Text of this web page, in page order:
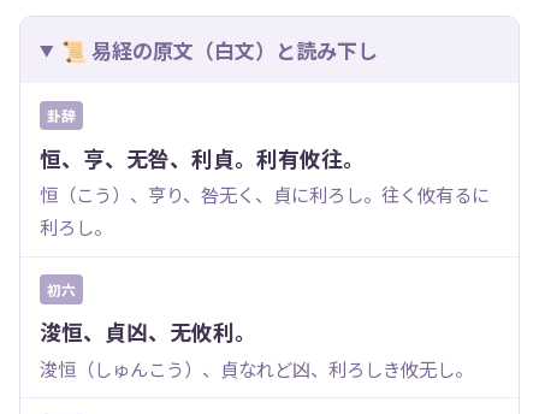
📜 易経の原文（白文）と読み下し
卦辞
恒、亨、无咎、利貞。利有攸往。
恒（こう）、亨り、咎无く、貞に利ろし。往く攸有るに
利ろし。
初六
浚恒、貞凶、无攸利。
浚恒（しゅんこう）、貞なれど凶、利ろしき攸无し。